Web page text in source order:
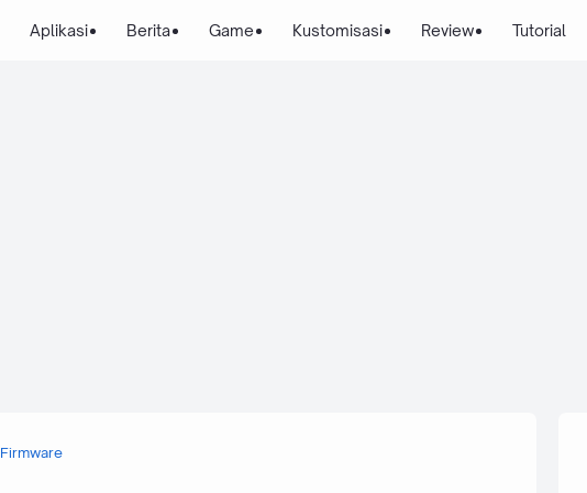
Aplikasi Berita Game Kustomisasi Review Tutorial
Firmware